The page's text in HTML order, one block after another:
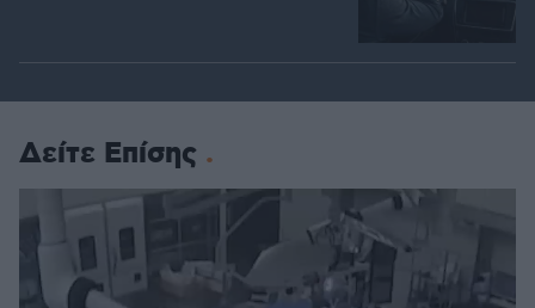
Δείτε Επίσης